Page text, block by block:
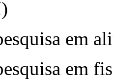
em
em